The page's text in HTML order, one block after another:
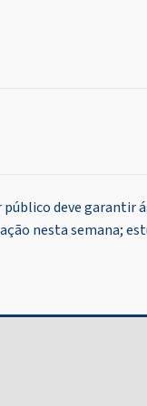
público deve garantir
nesta semana;